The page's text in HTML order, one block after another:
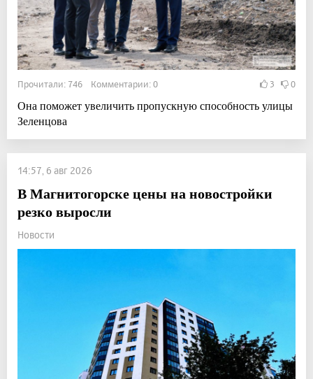
Прочитали: 746 Комментарии: 0 3 0
Она поможет увеличить пропускную способность улицы
Зеленцова
14:57, 6 авг 2026
В Магнитогорске цены на новостройки
резко выросли
Новости